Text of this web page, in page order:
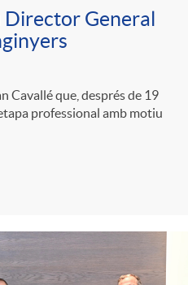
Director General
Cavallé que, després de 19
professional amb motiu